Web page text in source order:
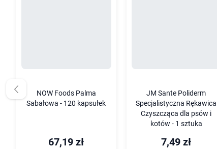
NOW Foods Palma
Sabałowa - 120 kapsułek
67,19 zł
JM Sante Poliderm
Specjalistyczna Rękawica
Czyszcząca dla psów i
kotów - 1 sztuka
7,49 zł